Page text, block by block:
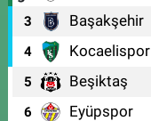
3 Başakşehir
4 Kocaelispor
5 Beşiktaş
6 Eyüpspor